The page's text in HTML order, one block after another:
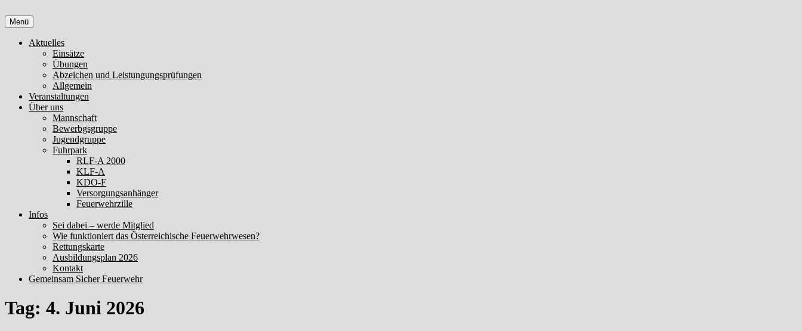
Inhalt
springen
Menü
Aktuelles
Einsätze
Übungen
Abzeichen und Leistungungsprüfungen
Allgemein
Veranstaltungen
Über uns
Mannschaft
Bewerbgsgruppe
Jugendgruppe
Fuhrpark
RLF-A 2000
KLF-A
KDO-F
Versorgungsanhänger
Feuerwehrzille
Infos
Sei dabei – werde Mitglied
Wie funktioniert das Österreichische Feuerwehrwesen?
Rettungskarte
Ausbildungsplan 2026
Kontakt
Gemeinsam Sicher Feuerwehr
Tag: 4. Juni 2026